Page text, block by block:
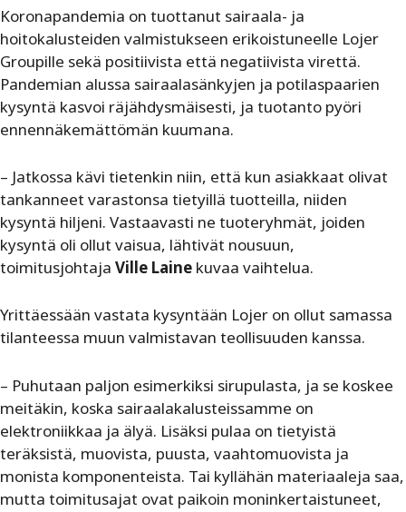
Koronapandemia on tuottanut sairaala- ja
hoitokalusteiden valmistukseen erikoistuneelle Lojer
Groupille sekä positiivista että negatiivista virettä.
Pandemian alussa sairaalasänkyjen ja potilaspaarien
kysyntä kasvoi räjähdysmäisesti, ja tuotanto pyöri
ennennäkemättömän kuumana.
– Jatkossa kävi tietenkin niin, että kun asiakkaat olivat
tankanneet varastonsa tietyillä tuotteilla, niiden
kysyntä hiljeni. Vastaavasti ne tuoteryhmät, joiden
kysyntä oli ollut vaisua, lähtivät nousuun,
toimitusjohtaja Ville Laine kuvaa vaihtelua.
Yrittäessään vastata kysyntään Lojer on ollut samassa
tilanteessa muun valmistavan teollisuuden kanssa.
– Puhutaan paljon esimerkiksi sirupulasta, ja se koskee
meitäkin, koska sairaalakalusteissamme on
elektroniikkaa ja älyä. Lisäksi pulaa on tietyistä
teräksistä, muovista, puusta, vaahtomuovista ja
monista komponenteista. Tai kyllähän materiaaleja saa,
mutta toimitusajat ovat paikoin moninkertaistuneet,